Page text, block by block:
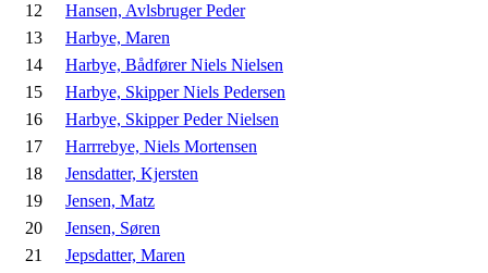
12
Hansen, Avlsbruger Peder
13
Harbye, Maren
14
Harbye, Bådfører Niels Nielsen
15
Harbye, Skipper Niels Pedersen
16
Harbye, Skipper Peder Nielsen
17
Harrrebye, Niels Mortensen
18
Jensdatter, Kjersten
19
Jensen, Matz
20
Jensen, Søren
21
Jepsdatter, Maren